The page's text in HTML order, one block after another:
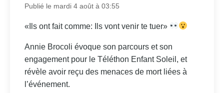
Publié le mardi 4 août à 03:55
«Ils ont fait comme: Ils vont venir te tuer»
Annie Brocoli évoque son parcours et son
engagement pour le Téléthon Enfant Soleil, et
révèle avoir reçu des menaces de mort liées à
l’événement.